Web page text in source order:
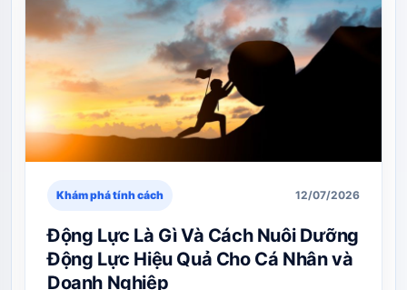
Khám phá tính cách 12/07/2026
Động Lực Là Gì Và Cách Nuôi Dưỡng
Động Lực Hiệu Quả Cho Cá Nhân và
Doanh Nghiệp